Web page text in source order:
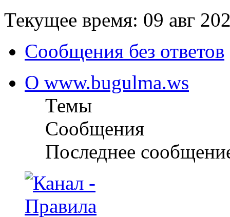
Текущее время: 09 авг
Сообщения без ответов
О www.bugulma.ws
Темы
Сообщения
Последнее